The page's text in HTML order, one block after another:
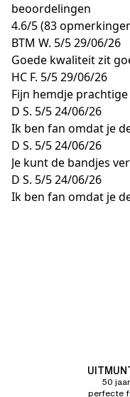
beoordelingen
4.6/5(83
BTM W. 5/529/06/26
Goede kwaliteit zit
HC F. 5/529/06/26
Fijn hemdje
D S. 5/524/06/26
Ik ben fan omdat je
D S. 5/524/06/26
Je kunt de bandjes
D S. 5/524/06/26
Ik ben fan omdat je
50
perfecte